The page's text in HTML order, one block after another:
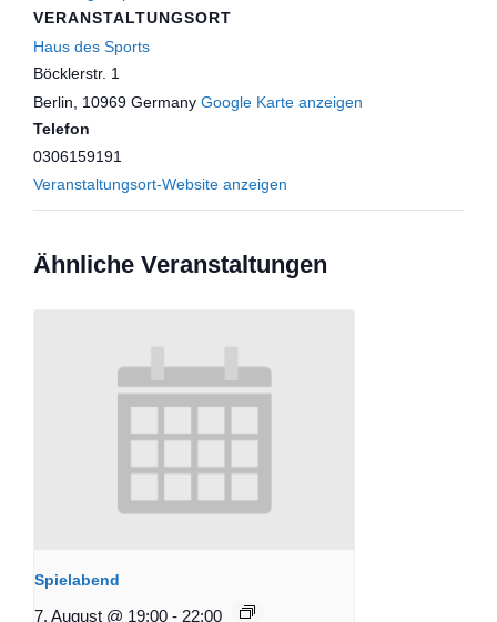
VERANSTALTUNGSORT
Haus des Sports
Böcklerstr. 1
Berlin
10969 Germany Google Karte anzeigen
Telefon
0306159191
Veranstaltungsort-Website anzeigen
Ähnliche Veranstaltungen
Spielabend
7. August @ 19:00 - 22:00